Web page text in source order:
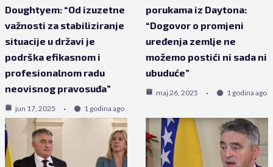
Doughtyem: “Od izuzetne
važnosti za stabiliziranje
situacije u državi je
podrška efikasnom i
profesionalnom radu
neovisnog pravosuđa”
jun 17, 2025 1 godina ago
porukama iz Daytona:
“Dogovor o promjeni
uređenja zemlje ne
možemo postići ni sada ni
ubuduće”
maj 26, 2025 1 godina ago